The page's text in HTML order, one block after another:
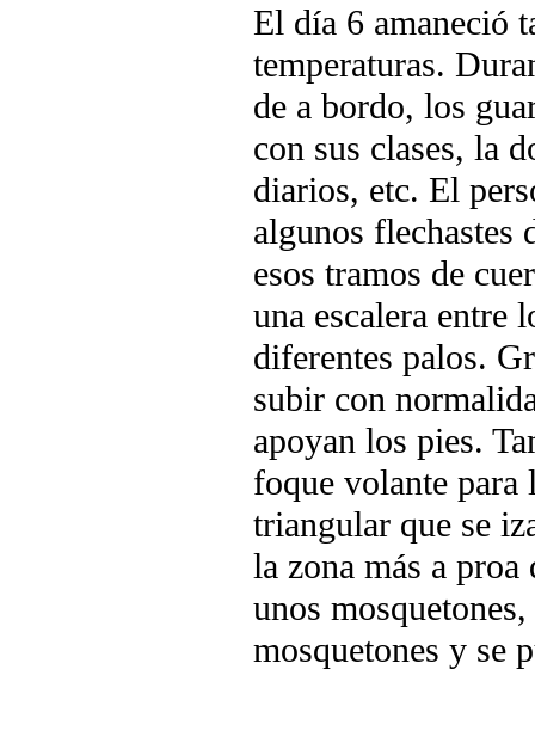
El día 6 amaneció
temperaturas.
de a bordo, los
con sus clases, la
diarios, etc. El
algunos flechastes
esos tramos de
una escalera entre
diferentes palos.
subir con
apoyan los pies.
foque volante
triangular que se
la zona más a
unos
mosquetones y se